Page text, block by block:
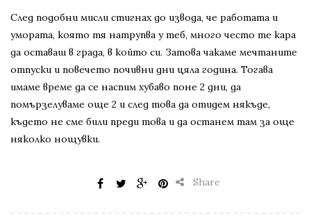
След подобни мисли стигнах до извода, че работата и
умората, която тя натрупва у теб, много често те кара
да оставаш в града, в който си. Затова чакаме мечтаните
отпуски и повечето почивни дни цяла година. Тогава
имаме време да се наспим хубаво поне 2 дни, да
помързелуваме още 2 и след това да отидем някъде,
където не сме били преди това и да останем там за още
няколко нощувки.
Share